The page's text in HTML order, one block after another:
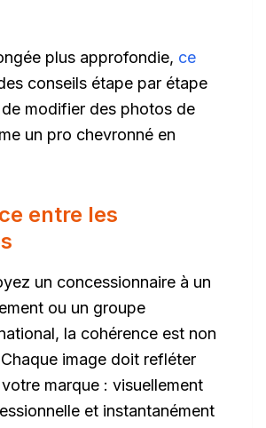
plus approfondie, ce
conseils étape par étape
modifier des photos de
un pro chevronné en
entre les
un concessionnaire à un
ou un groupe
la cohérence est non
image doit refléter
marque : visuellement
et instantanément